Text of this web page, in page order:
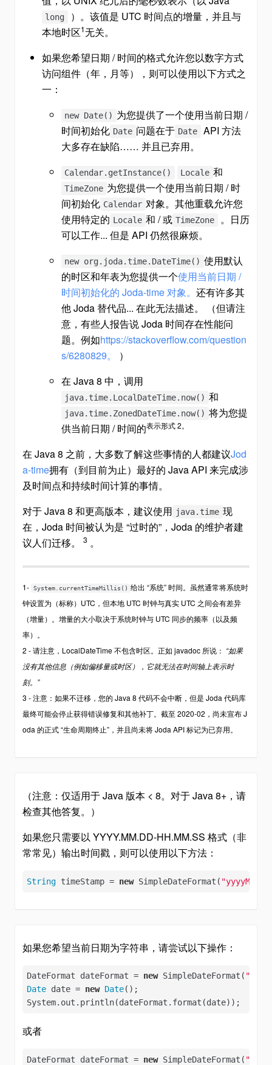
long
）。该值是 UTC 时间点的增量，并且与
本地时区1无关。
如果您希望日期 / 时间的格式允许您以数字方式
访问组件（年，月等），则可以使用以下方式之
一：
new Date() 为您提供了一个使用当前日期 /
时间初始化 Date 问题在于 Date
API 方法
大多存在缺陷…… 并且已弃用。
Calendar.getInstance() Locale 和
TimeZone 为您提供一个使用当前日期 / 时
间初始化 Calendar 对象。其他重载允许您
使用特定的 Locale 和 / 或 TimeZone
。日历
可以工作... 但是 API 仍然很麻烦。
new org.joda.time.DateTime() 使用默认
的时区和年表为您提供一个使用当前日期 /
时间初始化的 Joda-time 对象。 还有许多其
他 Joda 替代品... 在此无法描述。 （但请注
意，有些人报告说 Joda 时间存在性能问
题。例如https://stackoverflow.com/question
s/6280829。
）
在 Java 8 中，调用
java.time.LocalDateTime.now() 和
java.time.ZonedDateTime.now() 将为您提
供当前日期 / 时间的表示形式 2。
在 Java 8 之前，大多数了解这些事情的人都建议Jod
a-time拥有（到目前为止）最好的 Java API 来完成涉
及时间点和持续时间计算的事情。
对于 Java 8 和更高版本，建议使用 java.time 现
在，Joda 时间被认为是 “过时的”，Joda 的维护者建
议人们迁移。
3 。
1- System.currentTimeMillis() 给出 “系统” 时间。虽然通常将系统时
钟设置为（标称）UTC，但本地 UTC 时钟与真实 UTC 之间会有差异
（增量）。增量的大小取决于系统时钟与 UTC 同步的频率（以及频
率）。
2 - 请注意，LocalDateTime 不包含时区。正如 javadoc 所说： “如果
没有其他信息（例如偏移量或时区），它就无法在时间轴上表示时
刻。”
3 - 注意：如果不迁移，您的 Java 8 代码不会中断，但是 Joda 代码库
最终可能会停止获得错误修复和其他补丁。截至 2020-02，尚未宣布 J
oda 的正式 “生命周期终止”，并且尚未将 Joda API 标记为已弃用。
（注意：仅适用于 Java 版本 < 8。对于 Java 8+，请
检查其他答复。）
如果您只需要以 YYYY.MM.DD-HH.MM.SS 格式（非
常常见）输出时间戳，则可以使用以下方法：
String timeStamp = new SimpleDateFormat(
如果您希望当前日期为字符串，请尝试以下操作：
DateFormat dateFormat = new SimpleDateFormat(
Date date = new Date();
System.out.println(dateFormat.format(date));
或者
DateFormat dateFormat = new SimpleDateFormat(